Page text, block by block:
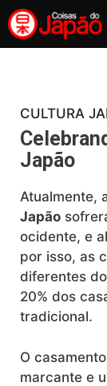
Pular
para
o
CULTURA
Japão
Atualmente,
Japão
ocidente, e
por isso, as
diferentes
20% dos
tradicional.
O
marcante e